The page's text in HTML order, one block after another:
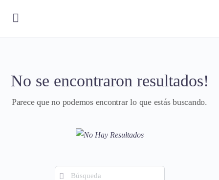
No se encontraron resultados!
Parece que no podemos encontrar lo que estás buscando.
Búsqueda